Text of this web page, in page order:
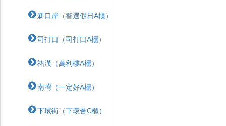
新口岸（智選假日A櫃）
司打口（司打口A櫃）
祐漢（萬利樓A櫃）
南灣（一定好A櫃）
下環街（下環薈C櫃）